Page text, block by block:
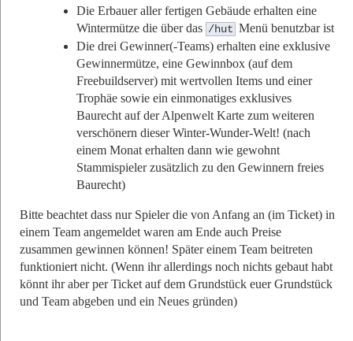
Die Erbauer aller fertigen Gebäude erhalten eine
Wintermütze die über das /hut Menü benutzbar ist
Die drei Gewinner(-Teams) erhalten eine exklusive
Gewinnermütze, eine Gewinnbox (auf dem
Freebuildserver) mit wertvollen Items und einer
Trophäe sowie ein einmonatiges exklusives
Baurecht auf der Alpenwelt Karte zum weiteren
verschönern dieser Winter-Wunder-Welt! (nach
einem Monat erhalten dann wie gewohnt
Stammispieler zusätzlich zu den Gewinnern freies
Baurecht)
Bitte beachtet dass nur Spieler die von Anfang an (im Ticket) in
einem Team angemeldet waren am Ende auch Preise
zusammen gewinnen können! Später einem Team beitreten
funktioniert nicht. (Wenn ihr allerdings noch nichts gebaut habt
könnt ihr aber per Ticket auf dem Grundstück euer Grundstück
und Team abgeben und ein Neues gründen)